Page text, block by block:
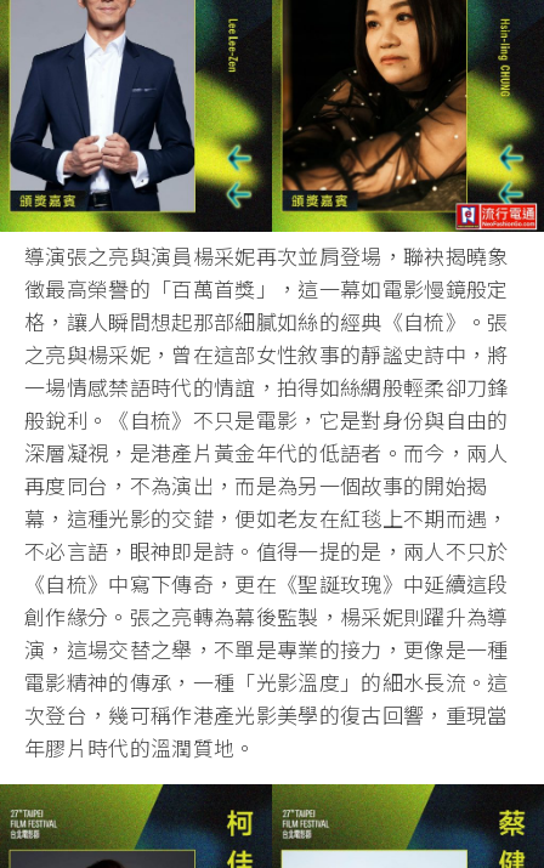
導演張之亮與演員楊采妮再次並肩登場，聯袂揭曉象
徵最高榮譽的「百萬首獎」，這一幕如電影慢鏡般定
格，讓人瞬間想起那部細膩如絲的經典《自梳》。張
之亮與楊采妮，曾在這部女性敘事的靜謐史詩中，將
一場情感禁語時代的情誼，拍得如絲綢般輕柔卻刀鋒
般銳利。《自梳》不只是電影，它是對身份與自由的
深層凝視，是港產片黃金年代的低語者。而今，兩人
再度同台，不為演出，而是為另一個故事的開始揭
幕，這種光影的交錯，便如老友在紅毯上不期而遇，
不必言語，眼神即是詩。值得一提的是，兩人不只於
《自梳》中寫下傳奇，更在《聖誕玫瑰》中延續這段
創作緣分。張之亮轉為幕後監製，楊采妮則躍升為導
演，這場交替之舉，不單是專業的接力，更像是一種
電影精神的傳承，一種「光影溫度」的細水長流。這
次登台，幾可稱作港產光影美學的復古回響，重現當
年膠片時代的溫潤質地。